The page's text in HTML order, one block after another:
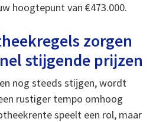
hoogtepunt van €473.000.
zorgen
stijgende prijzen
nog steeds stijgen, wordt
rustiger tempo omhoog
speelt een rol, maar